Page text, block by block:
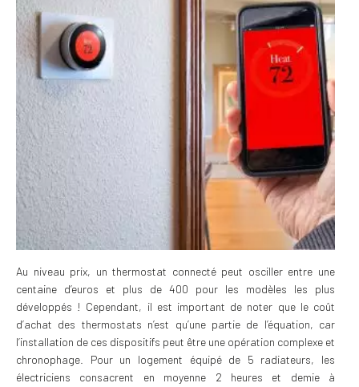
Au niveau prix, un thermostat connecté peut osciller entre une
centaine d’euros et plus de 400 pour les modèles les plus
développés ! Cependant, il est important de noter que le coût
d’achat des thermostats n’est qu’une partie de l’équation, car
l’installation de ces dispositifs peut être une opération complexe et
chronophage. Pour un logement équipé de 5 radiateurs, les
électriciens consacrent en moyenne 2 heures et demie à